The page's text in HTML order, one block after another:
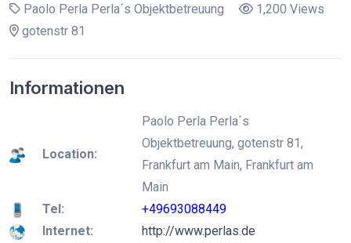
Paolo Perla Perla´s Objektbetreuung
1,200 Views
gotenstr 81
Informationen
Location:
Paolo Perla Perla´s
Objektbetreuung, gotenstr 81,
Frankfurt am Main, Frankfurt am
Main
Tel:
+49693088449
Internet:
http://www.perlas.de